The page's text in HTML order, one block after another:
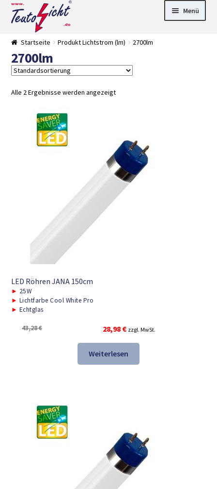
Zur
Navigation
springen
Springe
zum
Menü
Startseite Produkt Lichtstrom (lm) 2700lm
2700lm
Alle 2 Ergebnisse werden angezeigt
LED Röhren JANA 150cm
► 25W
► Lichtfarbe Cool White Pro
► Echtglas
43,28€
Ursprünglicher
Preis
war:
43,28 €
28,98 €Aktueller
Preis
ist:
28,98 €.
zzgl. MwSt.
Weiterlesen